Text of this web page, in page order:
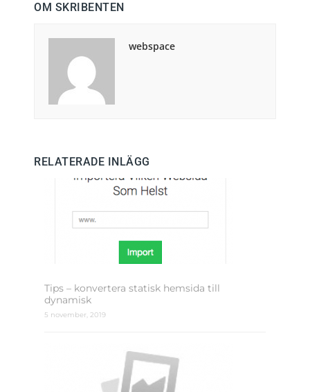
OM SKRIBENTEN
webspace
RELATERADE INLÄGG
Tips – konvertera statisk hemsida till
dynamisk
5 november, 2019